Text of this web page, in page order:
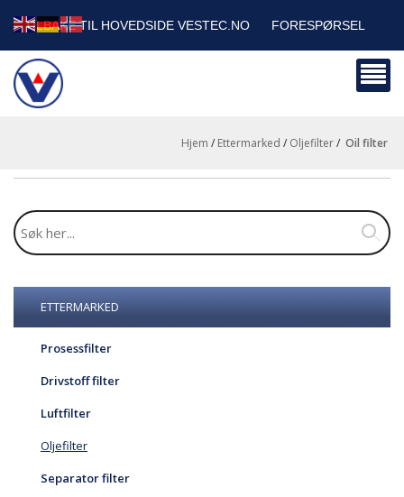
TILBAKE TIL HOVEDSIDE VESTEC.NO FORESPØRSEL
HANDLEVOGN
BEDRIFTSKUNDER
Hjem / Ettermarked / Oljefilter/ oil filter
ETTERMARKED
Prosessfilter
Drivstoff filter
Luftfilter
Oljefilter
Separator filter